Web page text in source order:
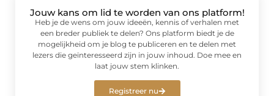
Jouw kans om lid te worden van ons platform!
Heb je de wens om jouw ideeën, kennis of verhalen met
een breder publiek te delen? Ons platform biedt je de
mogelijkheid om je blog te publiceren en te delen met
lezers die geïnteresseerd zijn in jouw inhoud. Doe mee en
laat jouw stem klinken.
Registreer nu